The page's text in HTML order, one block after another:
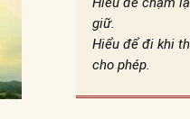
giữ.
Hiểu để đi khi
cho phép.